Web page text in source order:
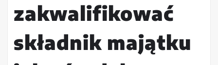
zakwalifikować
składnik majątku